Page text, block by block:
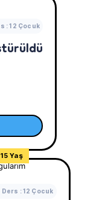
: 12 Çocuk
Yaş
Ders : 12 Çocuk